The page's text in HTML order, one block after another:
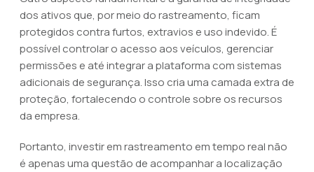
dos ativos que, por meio do rastreamento, ficam
protegidos contra furtos, extravios e uso indevido. É
possível controlar o acesso aos veículos, gerenciar
permissões e até integrar a plataforma com sistemas
adicionais de segurança. Isso cria uma camada extra de
proteção, fortalecendo o controle sobre os recursos
da empresa.
Portanto, investir em rastreamento em tempo real não
é apenas uma questão de acompanhar a localização